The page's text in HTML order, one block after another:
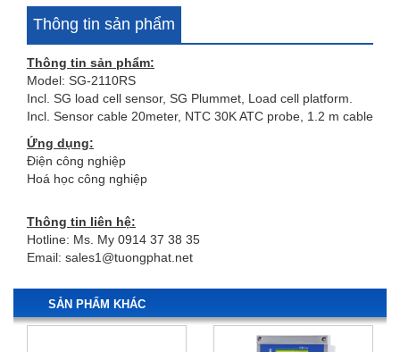
Thông tin sản phẩm
Thông tin sản phẩm:
Model: SG-2110RS
Incl. SG load cell sensor, SG Plummet, Load cell platform.
Incl. Sensor cable 20meter, NTC 30K ATC probe, 1.2 m cable
Ứng dụng:
Điện công nghiệp
Hoá học công nghiệp
Thông tin liên hệ:
Hotline: Ms. My 0914 37 38 35
Email: sales1@tuongphat.net
SẢN PHẨM KHÁC